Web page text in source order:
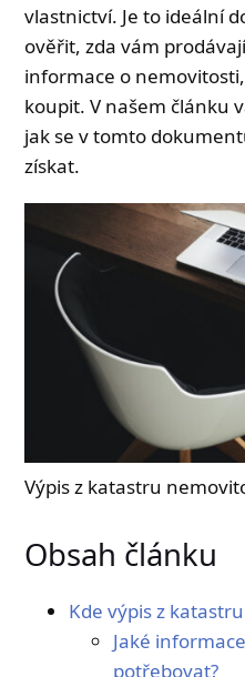
vlastnictví. Je to ideální
ověřit, zda vám
informace o
koupit. V našem článku
jak se v tomto
získat.
Výpis z katastru
Obsah článku
Kde výpis z
Jaké
potřebovat?